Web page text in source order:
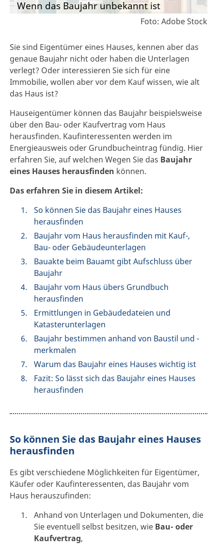
Wenn das Baujahr unbekannt ist
Foto: Adobe Stock
Sie sind Eigentümer eines Hauses, kennen aber das
genaue Baujahr nicht oder haben die Unterlagen
verlegt? Oder interessieren Sie sich für eine
Immobilie, wollen aber vor dem Kauf wissen, wie alt
das Haus ist?
Hauseigentümer können das Baujahr beispielsweise
über den Bau- oder Kaufvertrag vom Haus
herausfinden. Kaufinteressenten werden im
Energieausweis oder Grundbucheintrag fündig. Hier
erfahren Sie, auf welchen Wegen Sie das Baujahr
eines Hauses herausfinden können.
Das erfahren Sie in diesem Artikel:
So können Sie das Baujahr eines Hauses
herausfinden
Baujahr vom Haus herausfinden mit Kauf-,
Bau- oder Gebäudeunterlagen
Bauakte beim Bauamt gibt Aufschluss über
Baujahr
Baujahr vom Haus übers Grundbuch
herausfinden
Ermittlungen in Gebäudedateien und
Katasterunterlagen
Baujahr bestimmen anhand von Baustil und -
merkmalen
Warum das Baujahr eines Hauses wichtig ist
Fazit: So lässt sich das Baujahr eines Hauses
herausfinden
So können Sie das Baujahr eines Hauses
herausfinden
Es gibt verschiedene Möglichkeiten für Eigentümer,
Käufer oder Kaufinteressenten, das Baujahr vom
Haus herauszufinden:
Anhand von Unterlagen und Dokumenten, die
Sie eventuell selbst besitzen, wie Bau- oder
Kaufvertrag,